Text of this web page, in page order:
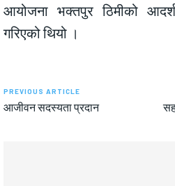
आयोजना भक्तपुर ठिमीको आदर्श
गरिएको थियो ।
PREVIOUS ARTICLE
आजीवन सदस्यता प्रदान